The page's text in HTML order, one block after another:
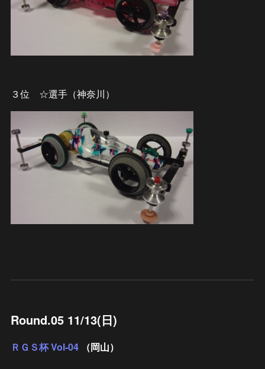
３位 ☆選手（神奈川）
Round.05 11/13(日)
ＲＧＳ杯 Vol-04 （岡山）